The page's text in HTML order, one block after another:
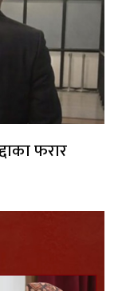
फरार